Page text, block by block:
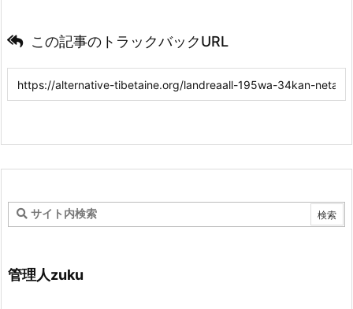
この記事のトラックバックURL
管理人zuku